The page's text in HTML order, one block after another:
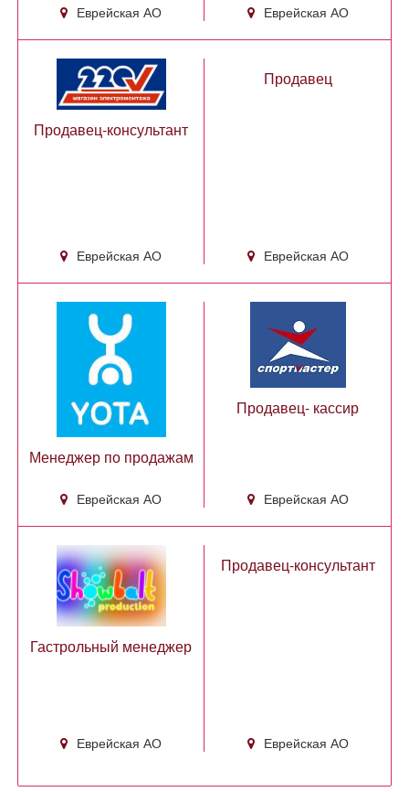
Еврейская АО Еврейская АО
Продавец-консультант
Еврейская АО
Продавец
Еврейская АО
Менеджер по продажам
Еврейская АО
Продавец- кассир
Еврейская АО
Гастрольный менеджер
Еврейская АО
Продавец-консультант
Еврейская АО